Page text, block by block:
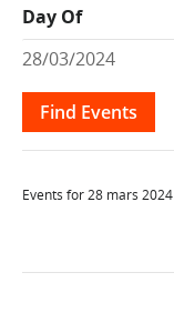
Day Of
Events for 28 mars 2024
Navigation